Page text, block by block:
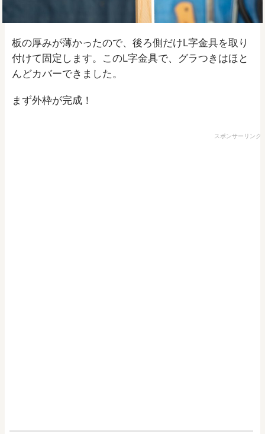
板の厚みが薄かったので、後ろ側だけL字金具を取り
付けて固定します。このL字金具で、グラつきはほと
んどカバーできました。
まず外枠が完成！
スポンサーリンク